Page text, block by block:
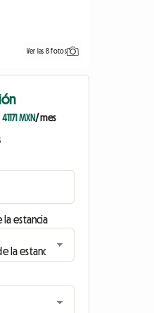
Ver las 8 fotos
41171 MXN/ mes
estancia